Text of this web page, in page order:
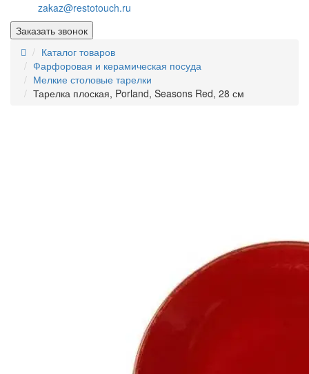
zakaz@restotouch.ru
Заказать звонок
Каталог товаров
Фарфоровая и керамическая посуда
Мелкие столовые тарелки
Тарелка плоская, Porland, Seasons Red, 28 см